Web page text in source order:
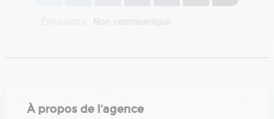
À propos de l'agence